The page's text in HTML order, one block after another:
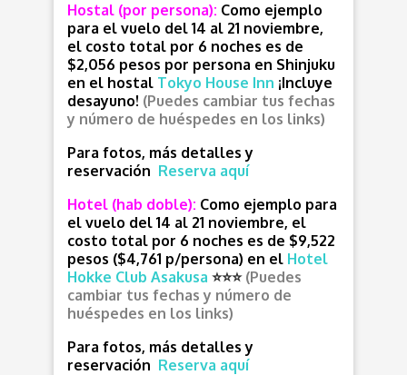
Hostal (por persona): Como ejemplo
para el vuelo del 14 al 21 noviembre,
el costo total por 6 noches es de
$2,056 pesos por persona en Shinjuku
en el hostal Tokyo House Inn ¡Incluye
desayuno! (Puedes cambiar tus fechas
y número de huéspedes en los links)
Para fotos, más detalles y
reservación Reserva aquí
Hotel (hab doble): Como ejemplo para
el vuelo del 14 al 21 noviembre, el
costo total por 6 noches es de $9,522
pesos ($4,761 p/persona) en el Hotel
Hokke Club Asakusa ⭐⭐⭐ (Puedes
cambiar tus fechas y número de
huéspedes en los links)
Para fotos, más detalles y
reservación Reserva aquí